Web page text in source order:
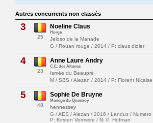
Autres concurrents non classés
3
25
Noeline Claus
Horge
Jeloso de la Manade
G / Rouan rouge / 2014 / P: claus didier
4
23
Anne Laure Andry
C.E. des Altanes
Ismée du Beaupré
M / SBS / Alezan / 2014 / P: Florent Nicaise
5
48
Sophie De Bruyne
Manege du Quesnoy
hennessey
G / AES / Alezan / 2016 / Landus / Numero
P: Kirsten Vermeire / N: P. Hofman